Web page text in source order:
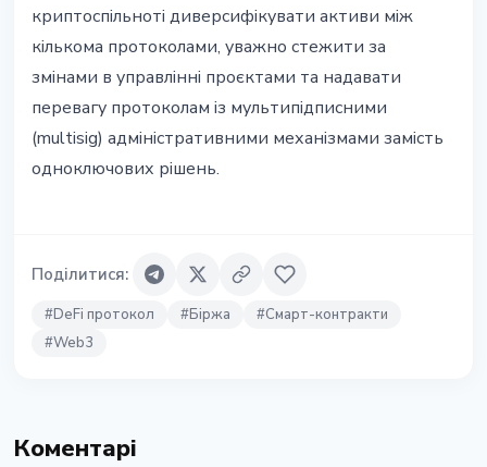
криптоспільноті диверсифікувати активи між
кількома протоколами, уважно стежити за
змінами в управлінні проєктами та надавати
перевагу протоколам із мультипідписними
(multisig) адміністративними механізмами замість
одноключових рішень.
Поділитися:
#DeFi протокол #Біржа #Смарт-контракти
#Web3
Коментарі